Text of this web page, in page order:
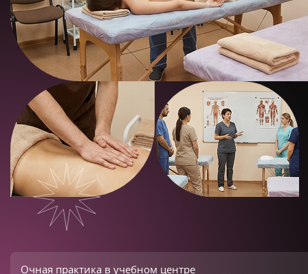
Очная практика в учебном центре